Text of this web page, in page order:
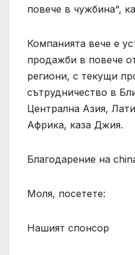
повече в чужбина“,
Компанията вече е
продажби в повече
региони, с текущи
сътрудничество в
Централна Азия,
Африка, каза Джия.
Благодарение на
Моля, посетете:
Нашият спонсор